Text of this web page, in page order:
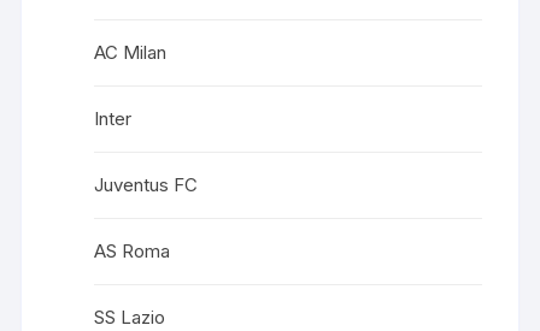
AC Milan
Inter
Juventus FC
AS Roma
SS Lazio